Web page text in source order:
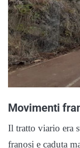
Movimenti
Il tratto viario era
franosi e caduta